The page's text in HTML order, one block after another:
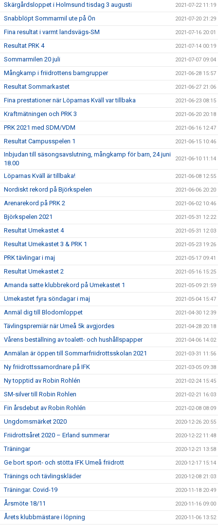
Skärgårdsloppet i Holmsund tisdag 3 augusti 2021-07-22 11:19
Snabblöpt Sommarmil ute på Ön 2021-07-20 21:29
Fina resultat i varmt landsvägs-SM 2021-07-16 20:01
Resultat PRK 4 2021-07-14 00:19
Sommarmilen 20 juli 2021-07-07 09:04
Mångkamp i friidrottens barngrupper 2021-06-28 15:57
Resultat Sommarkastet 2021-06-27 21:06
Fina prestationer när Löparnas Kväll var tillbaka 2021-06-23 08:15
Kraftmätningen och PRK 3 2021-06-20 20:18
PRK 2021 med SDM/VDM 2021-06-16 12:47
Resultat Campusspelen 1 2021-06-15 10:46
Inbjudan till säsongsavslutning, mångkamp för barn, 24 juni
18.00
2021-06-10 11:14
Löparnas Kväll är tillbaka! 2021-06-08 12:55
Nordiskt rekord på Björkspelen 2021-06-06 20:20
Arenarekord på PRK 2 2021-06-02 10:46
Björkspelen 2021 2021-05-31 12:22
Resultat Umekastet 4 2021-05-31 12:03
Resultat Umekastet 3 & PRK 1 2021-05-23 19:26
PRK tävlingar i maj 2021-05-17 09:41
Resultat Umekastet 2 2021-05-16 15:25
Amanda satte klubbrekord på Umekastet 1 2021-05-09 21:59
Umekastet fyra söndagar i maj 2021-05-04 15:47
Anmäl dig till Blodomloppet 2021-04-30 12:39
Tävlingspremiär när Umeå 5k avgjordes 2021-04-28 20:18
Vårens beställning av toalett- och hushållspapper 2021-04-06 14:02
Anmälan är öppen till Sommarfriidrottsskolan 2021 2021-03-31 11:56
Ny friidrottssamordnare på IFK 2021-03-05 09:38
Ny topptid av Robin Rohlén 2021-02-24 15:45
SM-silver till Robin Rohlen 2021-02-21 16:03
Fin årsdebut av Robin Rohlén 2021-02-08 08:09
Ungdomsmärket 2020 2020-12-26 20:55
Friidrottsåret 2020 – Erland summerar 2020-12-22 11:48
Träningar 2020-12-21 13:58
Ge bort sport- och stötta IFK Umeå friidrott 2020-12-17 15:14
Tränings och tävlingskläder 2020-12-08 21:03
Träningar. Covid-19 2020-11-18 20:49
Årsmöte 18/11 2020-11-16 09:00
Årets klubbmästare i löpning 2020-11-06 13:52